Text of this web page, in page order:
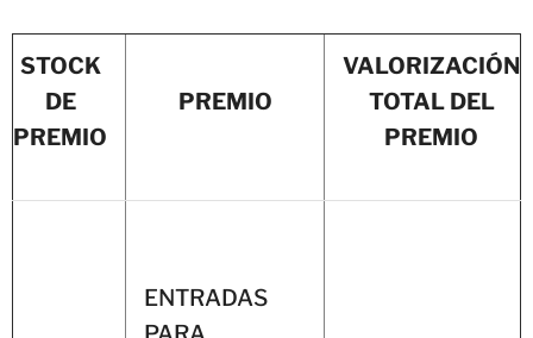
STOCK
DE
PREMIO
PREMIO
VALORIZACIÓN
TOTAL DEL
PREMIO
ENTRADAS